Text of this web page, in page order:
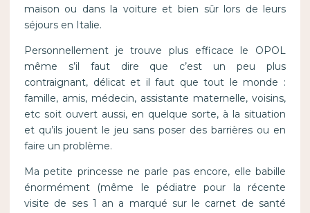
maison ou dans la voiture et bien sûr lors de leurs
séjours en Italie.
Personnellement je trouve plus efficace le OPOL
même s’il faut dire que c’est un peu plus
contraignant, délicat et il faut que tout le monde :
famille, amis, médecin, assistante maternelle, voisins,
etc soit ouvert aussi, en quelque sorte, à la situation
et qu’ils jouent le jeu sans poser des barrières ou en
faire un problème.
Ma petite princesse ne parle pas encore, elle babille
énormément (même le pédiatre pour la récente
visite de ses 1 an a marqué sur le carnet de santé